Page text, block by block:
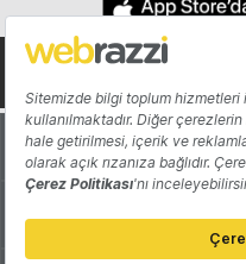
Hakkında
Katkıda Bulun